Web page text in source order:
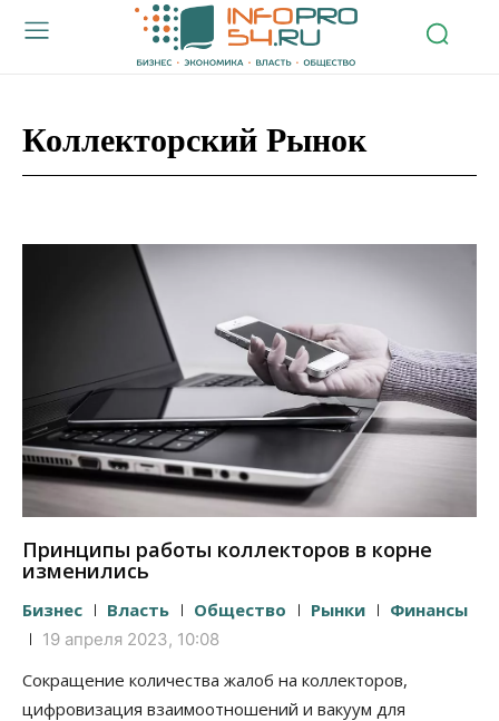
Коллекторский Рынок
Принципы работы коллекторов в корне
изменились
Бизнес Власть Общество Рынки Финансы
19 апреля 2023, 10:08
Сокращение количества жалоб на коллекторов,
цифровизация взаимоотношений и вакуум для